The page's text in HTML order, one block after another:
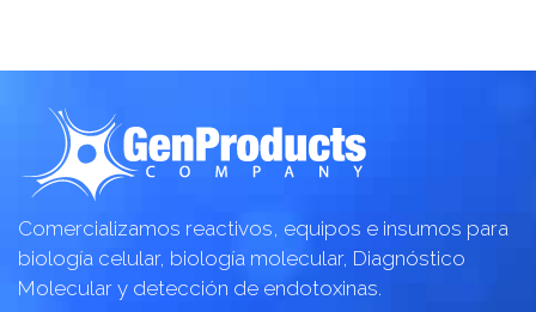
Comercializamos reactivos, equipos e insumos para
biología celular, biología molecular, Diagnóstico
Molecular y detección de endotoxinas.